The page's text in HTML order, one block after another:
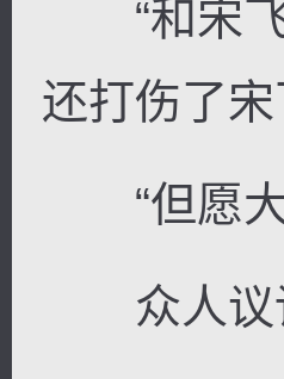
“和宋飞
还打伤了
“但愿大
众人议